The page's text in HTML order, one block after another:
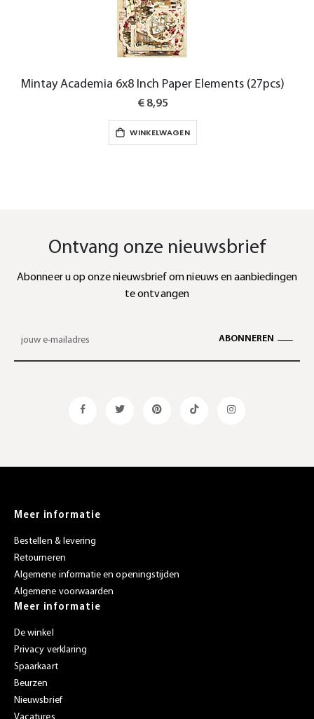
Mintay Academia 6x8 Inch Paper Elements (27pcs)
€ 8,95
WINKELWAGEN
Ontvang onze nieuwsbrief
Abonneer u op onze nieuwsbrief om nieuws en aanbiedingen
te ontvangen
ABONNEREN
Meer informatie
Bestellen & levering
Retourneren
Algemene informatie en openingstijden
Algemene voorwaarden
Meer informatie
De winkel
Privacy verklaring
Spaarkaart
Beurzen
Nieuwsbrief